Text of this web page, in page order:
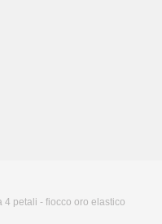
4 petali - fiocco oro elastico